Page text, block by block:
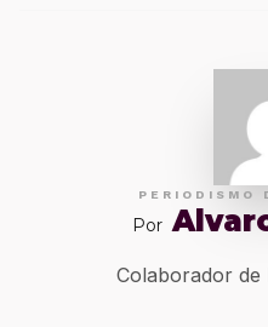
PERIODISMO
Por
Colaborador de